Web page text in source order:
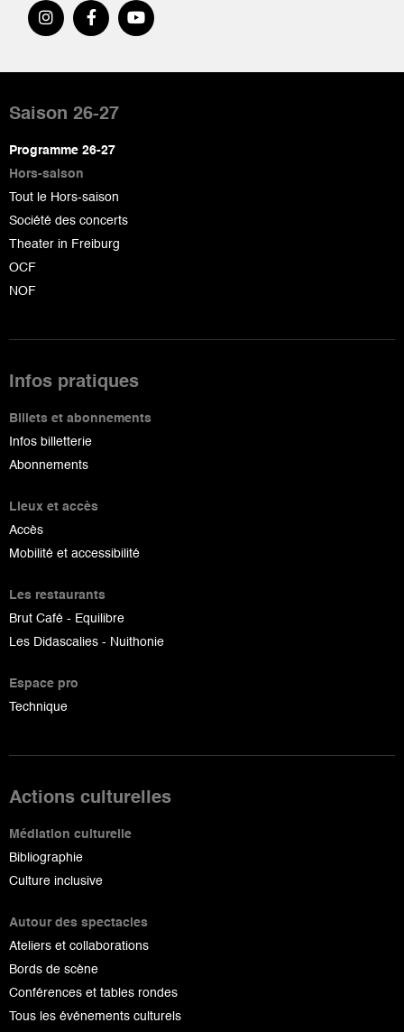
de
page
Saison 26-27
Programme 26-27
Hors-saison
Tout le Hors-saison
Société des concerts
Theater in Freiburg
OCF
NOF
Infos pratiques
Billets et abonnements
Infos billetterie
Abonnements
Lieux et accès
Accès
Mobilité et accessibilité
Les restaurants
Brut Café - Equilibre
Les Didascalies - Nuithonie
Espace pro
Technique
Actions culturelles
Médiation culturelle
Bibliographie
Culture inclusive
Autour des spectacles
Ateliers et collaborations
Bords de scène
Conférences et tables rondes
Tous les événements culturels